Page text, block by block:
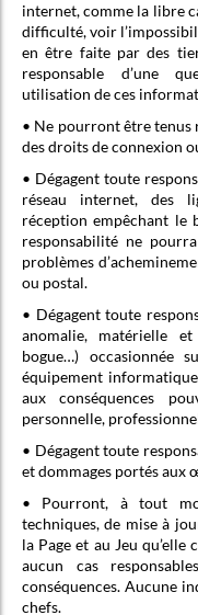
internet, comme la libre
difficulté, voir
en être faite par des
responsable d’une
utilisation de ces
• Ne pourront être tenus
des droits de connexion
• Dégagent toute
réseau internet, des
réception empêchant le
responsabilité ne
problèmes
ou postal.
• Dégagent toute
anomalie, matérielle
bogue…) occasionnée
équipement
aux conséquences
personnelle,
• Dégagent toute
et dommages portés aux
• Pourront, à tout
techniques, de mise à
la Page et au Jeu
aucun cas
conséquences. Aucune
chefs.